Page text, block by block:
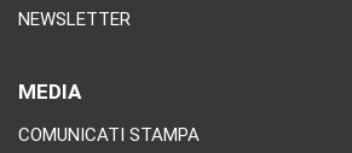
NEWSLETTER
MEDIA
COMUNICATI STAMPA